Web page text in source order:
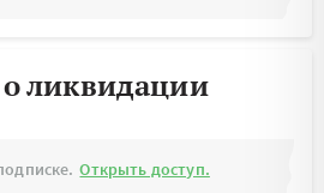
ликвидации
Открыть доступ.